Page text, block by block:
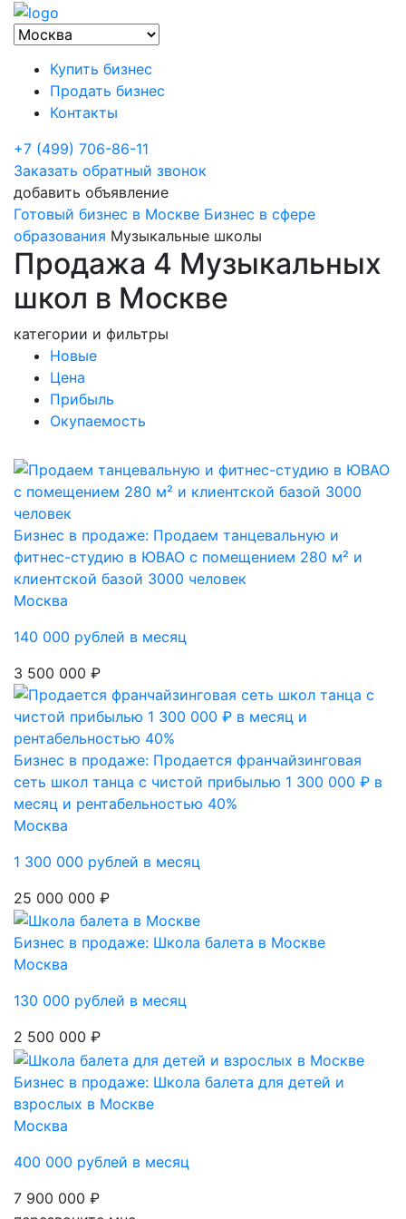
Купить бизнес
Продать бизнес
Контакты
+7 (499) 706-86-11
Заказать обратный звонок
добавить объявление
Готовый бизнес в Москве Бизнес в сфере
образования Музыкальные школы
Продажа 4 Музыкальных
школ в Москве
категории и фильтры
Новые
Цена
Прибыль
Окупаемость
Бизнес в продаже: Продаем танцевальную и
фитнес-студию в ЮВАО с помещением 280 м² и
клиентской базой 3000 человек
Москва
140 000 рублей в месяц
3 500 000 ₽
Бизнес в продаже: Продается франчайзинговая
сеть школ танца с чистой прибылью 1 300 000 ₽ в
месяц и рентабельностью 40%
Москва
1 300 000 рублей в месяц
25 000 000 ₽
Бизнес в продаже: Школа балета в Москве
Москва
130 000 рублей в месяц
2 500 000 ₽
Бизнес в продаже: Школа балета для детей и
взрослых в Москве
Москва
400 000 рублей в месяц
7 900 000 ₽